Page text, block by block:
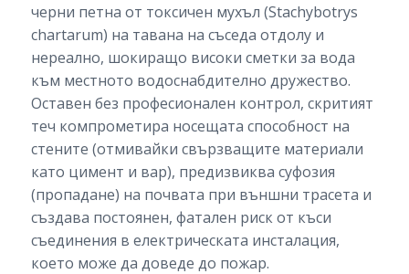
черни петна от токсичен мухъл (Stachybotrys
chartarum) на тавана на съседа отдолу и
нереално, шокиращо високи сметки за вода
към местното водоснабдително дружество.
Оставен без професионален контрол, скритият
теч компрометира носещата способност на
стените (отмивайки свързващите материали
като цимент и вар), предизвиква суфозия
(пропадане) на почвата при външни трасета и
създава постоянен, фатален риск от къси
съединения в електрическата инсталация,
което може да доведе до пожар.